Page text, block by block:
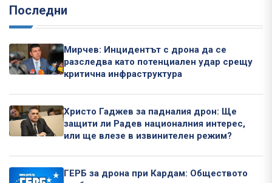
Последни
Мирчев: Инцидентът с дрона да се
разследва като потенциален удар срещу
критична инфраструктура
Христо Гаджев за падналия дрон: Ще
защити ли Радев националния интерес,
или ще влезе в извинителен режим?
ГЕРБ за дрона при Кардам: Обществото